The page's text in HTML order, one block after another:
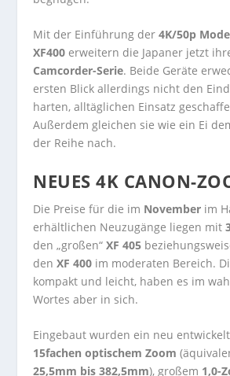
Mit der Einführung der 4K/50p
XF400 erweitern die Japaner jetzt
Camcorder-Serie. Beide Geräte
ersten Blick allerdings nicht den
harten, alltäglichen Einsatz
Außerdem gleichen sie wie ein Ei
der Reihe nach.
NEUES 4K CANON-
Die Preise für die im November im
erhältlichen Neuzugänge liegen mit
den „großen“XF 405
denXF 400 im moderaten Bereich.
kompakt und leicht, haben es im
Wortes aber in sich.
Eingebaut wurden ein neu
15fachen optischem Zoom
25,5mm bis 382,5mm), großem 1,0-